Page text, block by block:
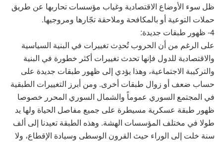
ظل سوء الأوضاع الاقتصادية وغياب مؤسسات تحاربها عن طريق
حملات التوعية أو بالمكافحة وملاحقة تجّارها ومروجيها.
4- ظهور طبقات جديدة:
على الرغم من أن الحروب تُحدِث تغييرات في البنية السياسية
والاقتصادية للدول فإنها تحدث تغييرات أكثر خطورة في البنية
والتركيبة الاجتماعية، وهذا يؤدي إلى ظهور طبقات جديدة على
حساب ضعف أو زوال طبقات أخرى. ومن أبرز التغييرات الطبقية
في المجتمع السوري عموماً والشمال السوري المحرر خصوصا
ظهور طبقة عسكرية مسيطرة على جميع مفاصل الحياة ولها يد
طولا في مختلف المؤسسات الهشة. وهذه الطبقة تعيدنا إلى ألف
سنة خلت إلى الوراء حيث القرون الوسطى وسيادة الإقطاع، ولا